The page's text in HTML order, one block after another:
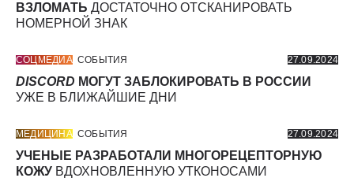
ВЗЛОМАТЬ ДОСТАТОЧНО ОТСКАНИРОВАТЬ
НОМЕРНОЙ ЗНАК
СОЦМЕДИА СОБЫТИЯ 27.09.2024
DISCORD МОГУТ ЗАБЛОКИРОВАТЬ В РОССИИ
УЖЕ В БЛИЖАЙШИЕ ДНИ
МЕДИЦИНА СОБЫТИЯ 27.09.2024
УЧЕНЫЕ РАЗРАБОТАЛИ МНОГОРЕЦЕПТОРНУЮ
КОЖУ ВДОХНОВЛЕННУЮ УТКОНОСАМИ